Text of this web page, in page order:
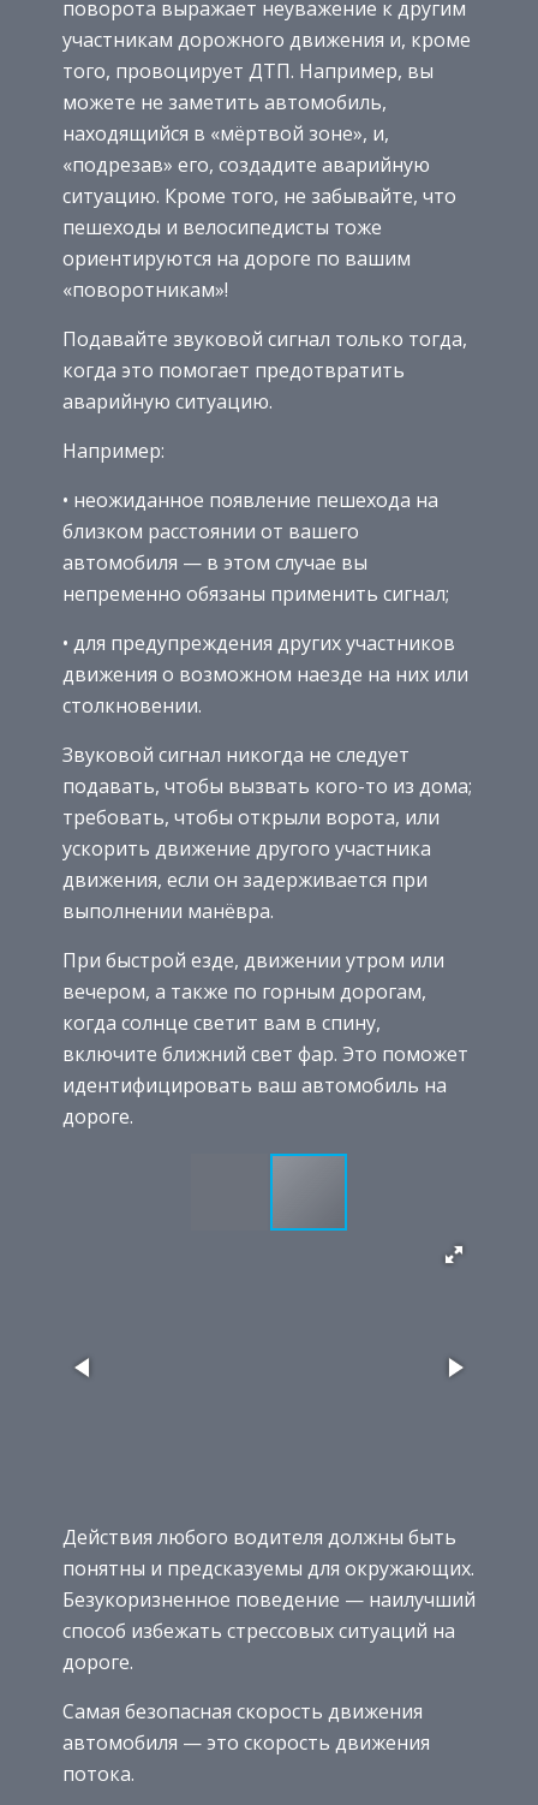
поворота выражает неуважение к другим
участникам дорожного движения и, кроме
того, провоцирует ДТП. Например, вы
можете не заметить автомобиль,
находящийся в «мёртвой зоне», и,
«подрезав» его, создадите аварийную
ситуацию. Кроме того, не забывайте, что
пешеходы и велосипедисты тоже
ориентируются на дороге по вашим
«поворотникам»!
Подавайте звуковой сигнал только тогда,
когда это помогает предотвратить
аварийную ситуацию.
Например:
• неожиданное появление пешехода на
близком расстоянии от вашего
автомобиля — в этом случае вы
непременно обязаны применить сигнал;
• для предупреждения других участников
движения о возможном наезде на них или
столкновении.
Звуковой сигнал никогда не следует
подавать, чтобы вызвать кого-то из дома;
требовать, чтобы открыли ворота, или
ускорить движение другого участника
движения, если он задерживается при
выполнении манёвра.
При быстрой езде, движении утром или
вечером, а также по горным дорогам,
когда солнце светит вам в спину,
включите ближний свет фар. Это поможет
идентифицировать ваш автомобиль на
дороге.
Действия любого водителя должны быть
понятны и предсказуемы для окружающих.
Безукоризненное поведение — наилучший
способ избежать стрессовых ситуаций на
дороге.
Самая безопасная скорость движения
автомобиля — это скорость движения
потока.